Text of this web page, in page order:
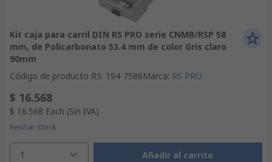
Kit caja para carril DIN RS PRO serie CNMB/RSP 58
mm, de Policarbonato 53.4 mm de color Gris claro
90mm
Código de producto RS: 194-7586Marca: RS PRO
$ 16.568
$ 16.568 Each (Sin IVA)
Revisar stock
1 Añadir al carrito